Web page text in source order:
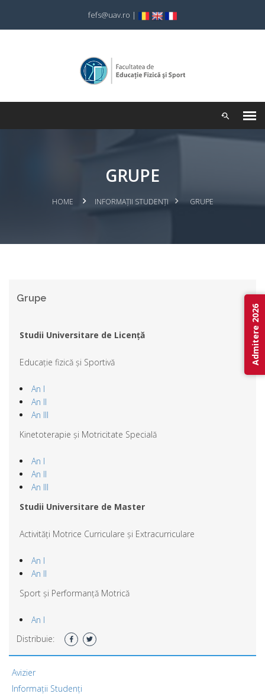
fefs@uav.ro |
GRUPE
HOME INFORMAȚII STUDENȚI GRUPE
Grupe
Studii Universitare de Licență
Educație fizică și Sportivă
An I
An II
An III
Kinetoterapie și Motricitate Specială
An I
An II
An III
Studii Universitare de Master
Activități Motrice Curriculare și Extracurriculare
An I
An II
Sport și Performanță Motrică
An I
Distribuie:
Avizier
Informații Studenți
Admitere 2026